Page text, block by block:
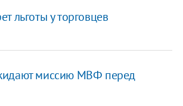
льготы у торговцев
миссию МВФ перед